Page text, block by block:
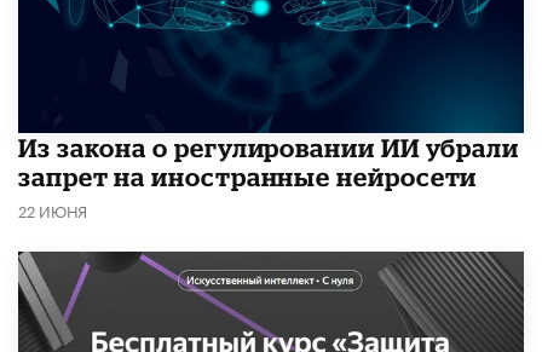
Из закона о регулировании ИИ убрали
запрет на иностранные нейросети
22 ИЮНЯ